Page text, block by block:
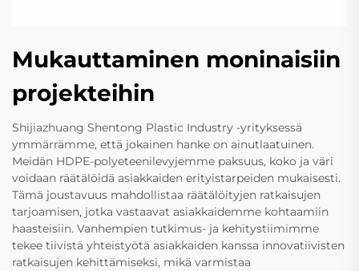
Mukauttaminen moninaisiin
projekteihin
Shijiazhuang Shentong Plastic Industry -yrityksessä
ymmärrämme, että jokainen hanke on ainutlaatuinen.
Meidän HDPE-polyeteenilevyjemme paksuus, koko ja väri
voidaan räätälöidä asiakkaiden erityistarpeiden mukaisesti.
Tämä joustavuus mahdollistaa räätälöityjen ratkaisujen
tarjoamisen, jotka vastaavat asiakkaidemme kohtaamiin
haasteisiin. Vanhempien tutkimus- ja kehitystiimimme
tekee tiivistä yhteistyötä asiakkaiden kanssa innovatiivisten
ratkaisujen kehittämiseksi, mikä varmistaa